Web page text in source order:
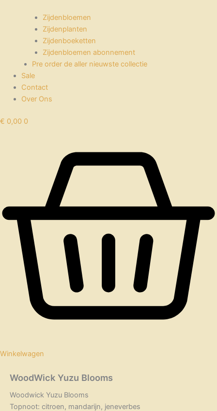
Zijdenbloemen
Zijdenplanten
Zijdenboeketten
Zijdenbloemen abonnement
Pre order de aller nieuwste collectie
Sale
Contact
Over Ons
€ 0,00 0
Winkelwagen
WoodWick Yuzu Blooms
Woodwick Yuzu Blooms
Topnoot: citroen, mandarijn, jeneverbes